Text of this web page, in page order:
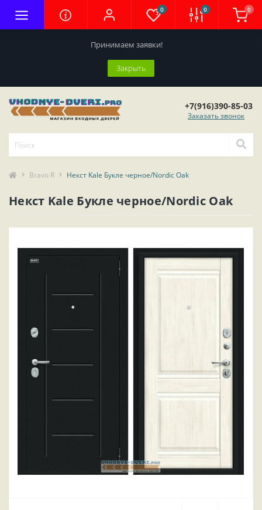
Принимаем заявки!
Закрыть
0 0 0
+7(916)390-85-03
Заказать звонок
Bravo R Некст Kale Букле черное/Nordic Oak
Некст Kale Букле черное/Nordic Oak